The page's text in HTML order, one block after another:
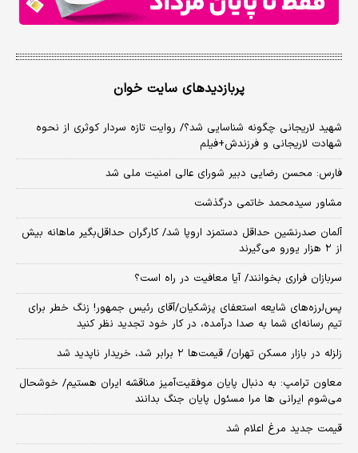
پربازدیدهای سایت خوان
شهید لاریجانی چگونه شناسایی شد؟/ روایت تازه سردار کوثری از نحوه
شهادت لاریجانی و فرزندش+فیلم
فارس: محسن رضایی دبیر شورای عالی امنیت ملی شد
مشاور سیدمحمد خاتمی درگذشت
آلمان صدرنشین حداقل دستمزد اروپا شد/ کارگران حداقل‌بگیر ماهانه بیش
از ۲ هزار یورو می‌گیرند
سربازان فراری بخوانند/ آیا معافیت در راه است؟
پس‌لرزه‌های شایعه استعفای پزشکیان/آقای رئیس جمهور! زنگ خطر برای
تیم رسانه‌ای شما به صدا درآمده، در کار خود تجدید نظر کنید
زلزله در بازار مسکن تهران/ قیمت‌ها ۲ برابر شد، خریدار ناپدید شد
معاون ترامپ: به دنبال پایان موفقیت‌آمیز مناقشه ایران هستیم/ خوشحال
می‌شوم ایرانی ها مرا مسئول پایان جنگ بدانند
قیمت جدید مرغ اعلام شد